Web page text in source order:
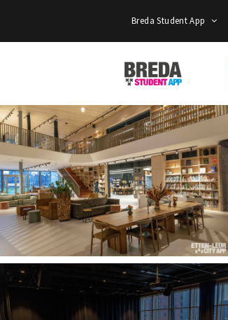
Breda Student App
Breda
Student